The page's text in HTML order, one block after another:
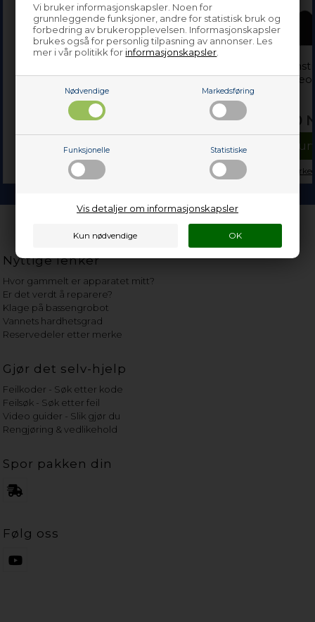
Vi bruker informasjonskapsler. Noen for
grunnleggende funksjoner, andre for statistisk bruk og
forbedring av brukeropplevelsen. Informasjonskapsler
brukes også for personlig tilpasning av annonser. Les
mer i vår politikk for informasjonskapsler
Nødvendige Markedsføring
Funksjonelle Statistiske
Vis detaljer om informasjonskapsler
& stekeovn
339,00
Legg i kurven
På lager ( Lev. 2-4 virkedager
Holder for glass,
Gram komfyr &
229,00
Legg i
På lager ( Lev. 2-4
Nyttige lenker
Hvor gammelt er apparatet mitt?
Er det verdt å reparere?
Klage på bassengrobot
Vannets hardhetsgrad
Reservedeler etter merke
Gjør det selv-hjelp
Feilkoder - Søk etter kode
Feilsøk - Søk etter feil
Video guider - Slik gjør du
Rengjøring & vedlikehold
Spor pakken din
Følg oss